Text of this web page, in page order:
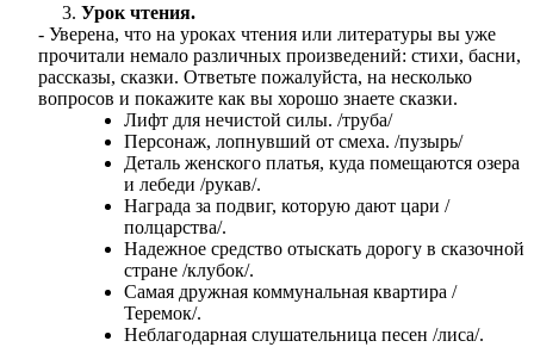
Урок чтения.
- Уверена, что на уроках чтения или литературы вы уже
прочитали немало различных произведений: стихи, басни,
рассказы, сказки. Ответьте пожалуйста, на несколько
вопросов и покажите как вы хорошо знаете сказки.
Лифт для нечистой силы. /труба/
Персонаж, лопнувший от смеха. /пузырь/
Деталь женского платья, куда помещаются озера
и лебеди /рукав/.
Награда за подвиг, которую дают цари /
полцарства/.
Надежное средство отыскать дорогу в сказочной
стране /клубок/.
Самая дружная коммунальная квартира /
Теремок/.
Неблагодарная слушательница песен /лиса/.